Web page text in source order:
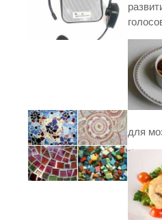
для